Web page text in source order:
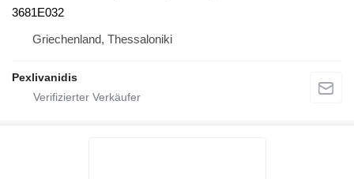
3681E032
Griechenland, Thessaloniki
Pexlivanidis